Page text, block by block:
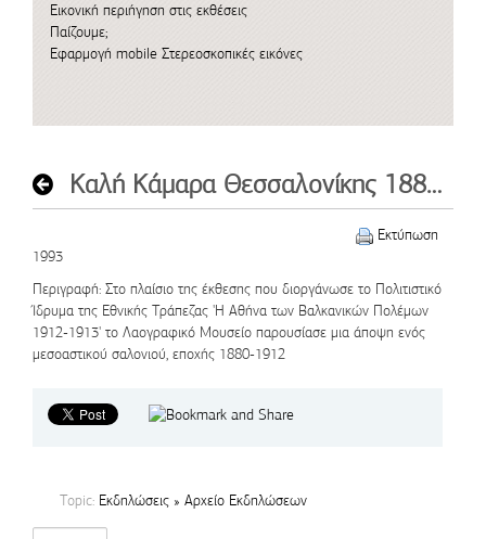
Εικονική περιήγηση στις εκθέσεις
Παίζουμε;
Εφαρμογή mobile Στερεοσκοπικές εικόνες
Καλή Κάμαρα Θεσσαλονίκης 1880-1912, συμμετοχή στην έκθεση της ΕΤΕ
Εκτύπωση
1993
Περιγραφή: Στο πλαίσιο της έκθεσης που διοργάνωσε το Πολιτιστικό
Ίδρυμα της Εθνικής Τράπεζας 'Η Αθήνα των Βαλκανικών Πολέμων
1912-1913' το Λαογραφικό Μουσείο παρουσίασε μια άποψη ενός
μεσοαστικού σαλονιού, εποχής 1880-1912
Topic: Εκδηλώσεις » Αρχείο Εκδηλώσεων